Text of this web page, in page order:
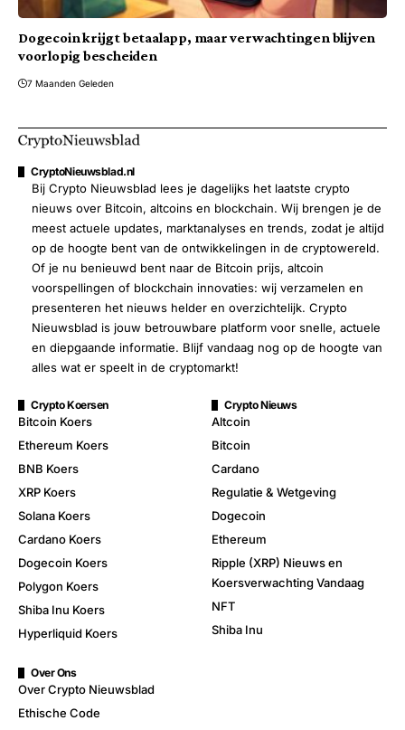
Dogecoin krijgt betaalapp, maar verwachtingen blijven
voorlopig bescheiden
7 Maanden Geleden
CryptoNieuwsblad.nl
Bij Crypto Nieuwsblad lees je dagelijks het laatste crypto
nieuws over Bitcoin, altcoins en blockchain. Wij brengen je de
meest actuele updates, marktanalyses en trends, zodat je altijd
op de hoogte bent van de ontwikkelingen in de cryptowereld.
Of je nu benieuwd bent naar de Bitcoin prijs, altcoin
voorspellingen of blockchain innovaties: wij verzamelen en
presenteren het nieuws helder en overzichtelijk. Crypto
Nieuwsblad is jouw betrouwbare platform voor snelle, actuele
en diepgaande informatie. Blijf vandaag nog op de hoogte van
alles wat er speelt in de cryptomarkt!
Crypto Koersen
Bitcoin Koers
Ethereum Koers
BNB Koers
XRP Koers
Solana Koers
Cardano Koers
Dogecoin Koers
Polygon Koers
Shiba Inu Koers
Hyperliquid Koers
Crypto Nieuws
Altcoin
Bitcoin
Cardano
Regulatie & Wetgeving
Dogecoin
Ethereum
Ripple (XRP) Nieuws en
Koersverwachting Vandaag
NFT
Shiba Inu
Over Ons
Over Crypto Nieuwsblad
Ethische Code